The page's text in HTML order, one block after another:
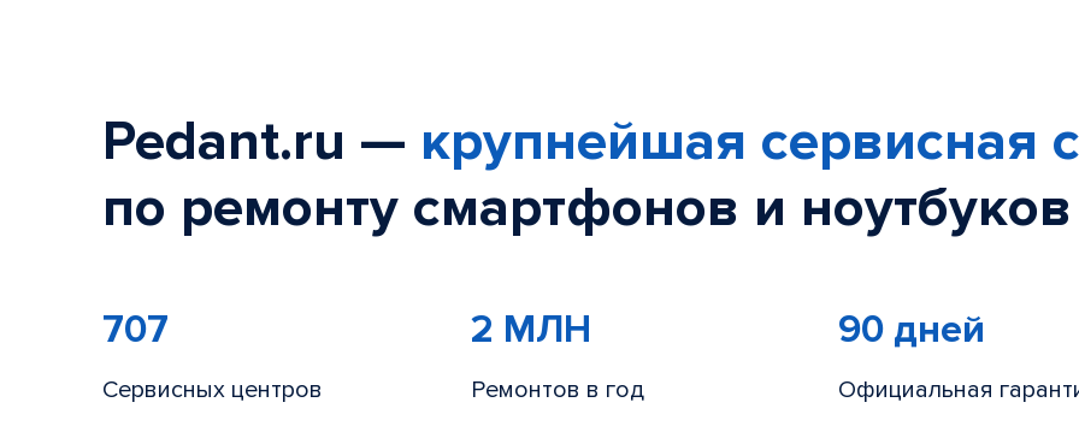
Pedant.ru — крупнейшая сервисная
по ремонту смартфонов и
707
Сервисных центров
2 МЛН
Ремонтов в год
90 дней
Официальная